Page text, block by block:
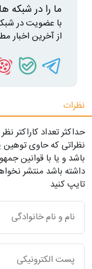
ما را در شبکه
با عضویت در
از آخرین اخبار
نظرات
حداکثر تعداد کاراکتر نظر 200 ميياشد
نظراتی که حاوی توهین
باشد و یا با قوانین
داشته باشد منتشر
تایپ کنید